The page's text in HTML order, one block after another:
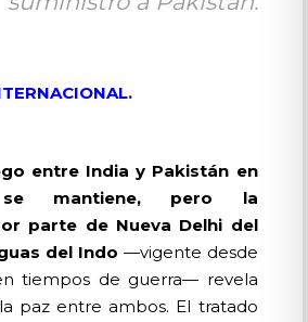
entre India y Pakistán en
se mantiene, pero la
parte de Nueva Delhi del
del Indo —vigente desde
tiempos de guerra— revela
paz entre ambos. El tratado